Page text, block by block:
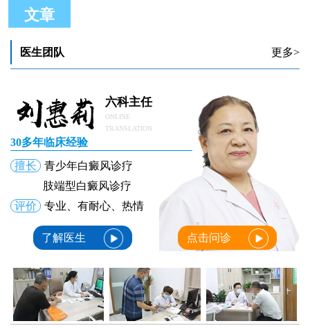
文章
宝宝脸上白斑是怎么回事 小白斑怎么治
缺维生素脸上白斑图片和白癜风图
医生团队 更多>
六科主任
ONLINE
TRANSLATION
30多年临床经验
擅长
青少年白癜风诊疗
肢端型白癜风诊疗
评价
专业、有耐心、热情
了解医生 点击问诊